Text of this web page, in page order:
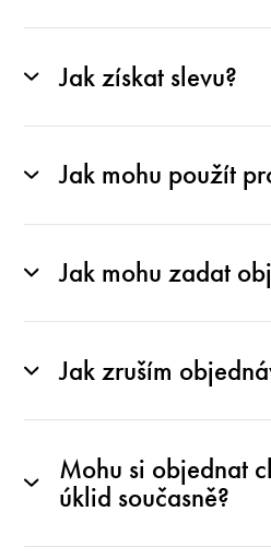
Jak získat slevu?
Jak mohu použít
Jak mohu zadat
Jak zruším
Mohu si objednat
úklid současně?